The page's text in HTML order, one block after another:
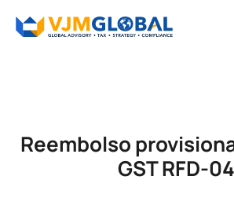
Reembolso
GST RFD-04